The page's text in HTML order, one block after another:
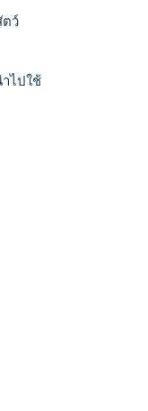
ตว์
ไปใช้